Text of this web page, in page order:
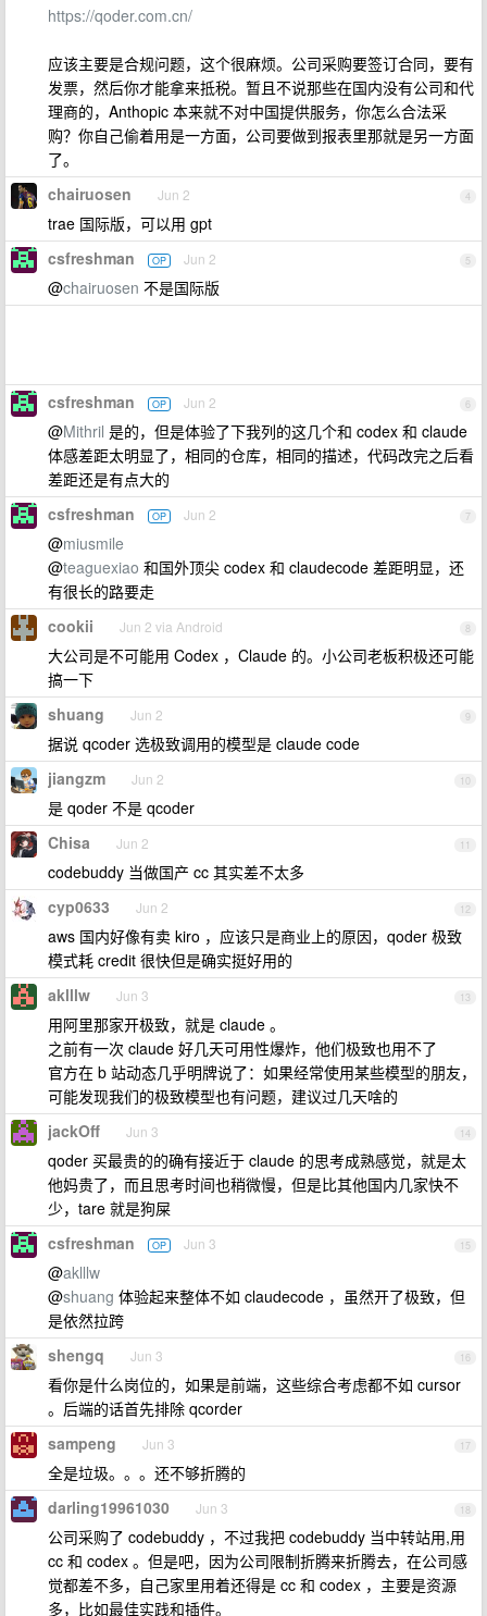
https://qoder.com.cn/
应该主要是合规问题，这个很麻烦。公司采购要签订合同，要有
发票，然后你才能拿来抵税。暂且不说那些在国内没有公司和代
理商的，Anthopic 本来就不对中国提供服务，你怎么合法采
购？你自己偷着用是一方面，公司要做到报表里那就是另一方面
了。
4
chairuosen Jun 2
trae 国际版，可以用 gpt
5
csfreshman OP Jun 2
@chairuosen 不是国际版
6
csfreshman OP Jun 2
@Mithril 是的，但是体验了下我列的这几个和 codex 和 claude
体感差距太明显了，相同的仓库，相同的描述，代码改完之后看
差距还是有点大的
7
csfreshman OP Jun 2
@miusmile
@teaguexiao 和国外顶尖 codex 和 claudecode 差距明显，还
有很长的路要走
8
cookii Jun 2 via Android
大公司是不可能用 Codex ，Claude 的。小公司老板积极还可能
搞一下
9
shuang Jun 2
据说 qcoder 选极致调用的模型是 claude code
10
jiangzm Jun 2
是 qoder 不是 qcoder
11
Chisa Jun 2
codebuddy 当做国产 cc 其实差不太多
12
cyp0633 Jun 2
aws 国内好像有卖 kiro ，应该只是商业上的原因，qoder 极致
模式耗 credit 很快但是确实挺好用的
13
aklllw Jun 3
用阿里那家开极致，就是 claude 。
之前有一次 claude 好几天可用性爆炸，他们极致也用不了
官方在 b 站动态几乎明牌说了：如果经常使用某些模型的朋友，
可能发现我们的极致模型也有问题，建议过几天啥的
14
jackOff Jun 3
qoder 买最贵的的确有接近于 claude 的思考成熟感觉，就是太
他妈贵了，而且思考时间也稍微慢，但是比其他国内几家快不
少，tare 就是狗屎
15
csfreshman OP Jun 3
@aklllw
@shuang 体验起来整体不如 claudecode ，虽然开了极致，但
是依然拉跨
16
shengq Jun 3
看你是什么岗位的，如果是前端，这些综合考虑都不如 cursor
。后端的话首先排除 qcorder
17
sampeng Jun 3
全是垃圾。。。还不够折腾的
18
darling19961030 Jun 3
公司采购了 codebuddy ，不过我把 codebuddy 当中转站用,用
cc 和 codex 。但是吧，因为公司限制折腾来折腾去，在公司感
觉都差不多，自己家里用着还得是 cc 和 codex ，主要是资源
多，比如最佳实践和插件。